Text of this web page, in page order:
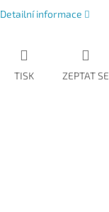
Detailní informace
TISK ZEPTAT SE